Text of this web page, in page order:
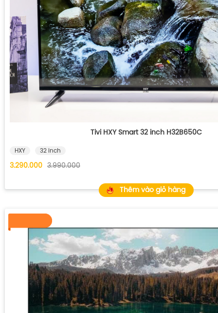
Tivi HXY Smart 32 inch H32B650C
HXY 32 inch
3.290.000 3.990.000
Thêm vào giỏ hàng